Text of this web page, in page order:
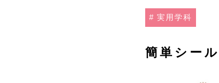
実用学科
簡単シー